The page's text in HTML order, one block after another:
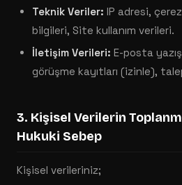
Teknik Veriler: IP adresi, çerez
bilgileri, Site kullanım verileri.
İletişim Verileri: E-posta
görüşme kayıtları (izinle),
3. Kişisel Verilerin
Hukuki Sebep
Kişisel verileriniz;